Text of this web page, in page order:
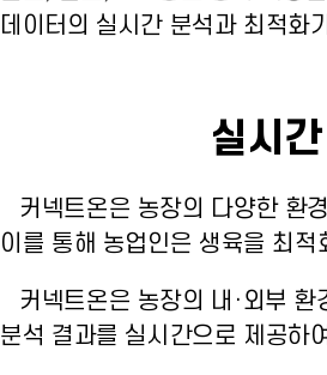
데이터의 실시간 분석과 최적화
실시
커넥트온은 농장의 다양한 환
이를 통해 농업인은 생육을 최
커넥트온은 농장의 내·외부
분석 결과를 실시간으로 제공하